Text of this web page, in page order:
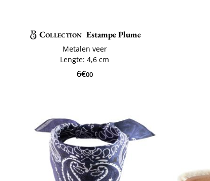
Collection Estampe Plume
Metalen veer
Lengte: 4,6 cm
6€00